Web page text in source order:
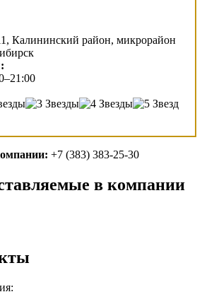
Калининский район, микрорайон
+7 (383) 383-25-30
в компании